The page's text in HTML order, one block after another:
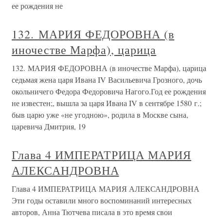
ее рождения не
132. МАРИЯ ФЕДОРОВНА (в
иночестве Марфа), царица
132. МАРИЯ ФЕДОРОВНА (в иночестве Марфа), царица
седьмая жена царя Ивана IV Васильевича Грозного, дочь
окольничего Федора Федоровича Нагого.Год ее рождения
не известен;, вышла за царя Ивана IV в сентябре 1580 г.;
быв царю уже «не угодною», родила в Москве сына,
царевича Дмитрия, 19
Глава 4 ИМПЕРАТРИЦА МАРИЯ
АЛЕКСАНДРОВНА
Глава 4 ИМПЕРАТРИЦА МАРИЯ АЛЕКСАНДРОВНА
Эти годы оставили много воспоминаний интересных
авторов, Анна Тютчева писала в это время свои